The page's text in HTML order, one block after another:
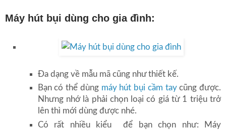
Máy hút bụi dùng cho gia đình:
Đa dạng về mẫu mã cũng như thiết kế.
Bạn có thể dùng máy hút bụi cầm taycũng được.
Nhưng nhớ là phải chọn loại có giá từ 1 triệu trở
lên thì mới dùng được nhé.
Có rất nhiều kiểu để bạn chọn như: Máy